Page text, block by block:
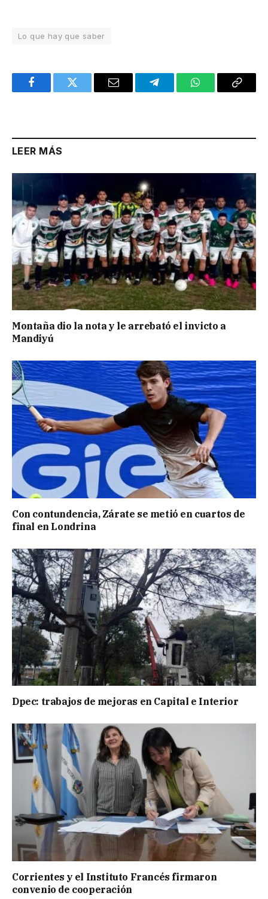
Lo que hay que saber
FacebookTwitter Email TelegramWhatsAppCopy
LEER MÁS
Montaña dio la nota y le arrebató el invicto a
Mandiyú
Con contundencia, Zárate se metió en cuartos de
final en Londrina
Dpec: trabajos de mejoras en Capital e Interior
Corrientes y el Instituto Francés firmaron
convenio de cooperación